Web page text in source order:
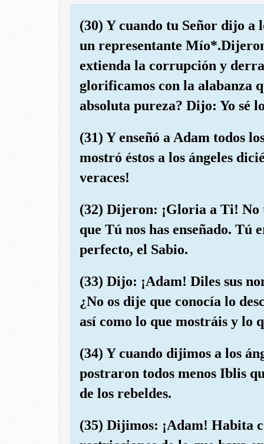
(30) Y cuando tu Señor dijo a
un representante
extienda la corrupción y
glorificamos con la alabanza
absoluta pureza? Dijo: Yo sé
(31) Y enseñó a Adam todos
mostró éstos a los ángeles
veraces!
(32) Dijeron: ¡Gloria a Ti! No
que Tú nos has enseñado. Tú
perfecto, el Sabio.
(33) Dijo: ¡Adam! Diles sus
¿No os dije que conocía lo
así como lo que mostráis y lo
(34) Y cuando dijimos a los
postraron todos menos Iblis
de los rebeldes.
(35) Dijimos: ¡Adam! Habita